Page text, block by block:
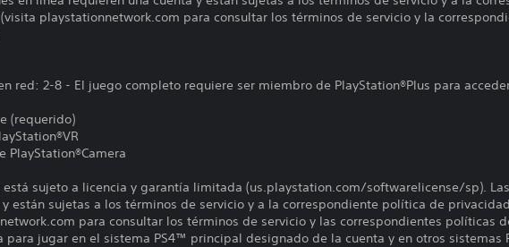
playstationnetwork.com para consultar los términos de servicio y la
red: 2-8 - El juego completo requiere ser miembro de PlayStation®Plus para
(requerido)
PlayStation®Camera
está sujeto a licencia y garantía limitada (us.playstation.com/softwarelicense/sp).
y están sujetas a los términos de servicio y a la correspondiente política de
para consultar los términos de servicio y las correspondientes políticas
para jugar en el sistema PS4™ principal designado de la cuenta y en otros sistemas